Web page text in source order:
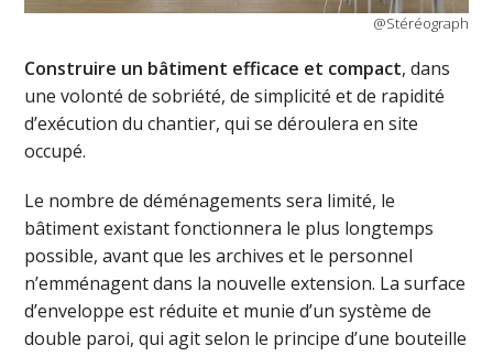
@Stéréograph
Construire un bâtiment efficace et compact, dans
une volonté de sobriété, de simplicité et de rapidité
d’exécution du chantier, qui se déroulera en site
occupé.
Le nombre de déménagements sera limité, le
bâtiment existant fonctionnera le plus longtemps
possible, avant que les archives et le personnel
n’emménagent dans la nouvelle extension. La surface
d’enveloppe est réduite et munie d’un système de
double paroi, qui agit selon le principe d’une bouteille